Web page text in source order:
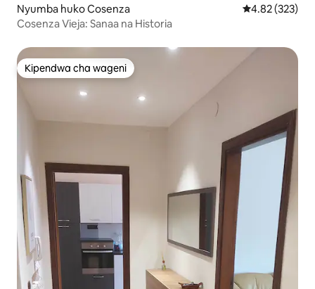
Nyumba huko Cosenza Ukadiriaji wa
4.82 (323)
Cosenza Vieja: Sanaa na Historia
Kipendwa cha wageni
Kipendwa cha wageni